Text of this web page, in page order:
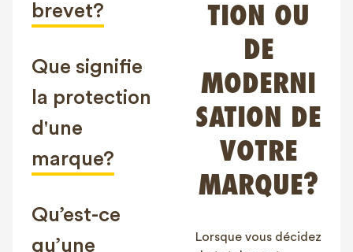
Client login
brevet?
Que signifie
la protection
d'une
marque?
Qu’est-ce
qu’une
TION OU
DE
MODERNI
SATION DE
VOTRE
MARQUE?
Lorsque vous décidez